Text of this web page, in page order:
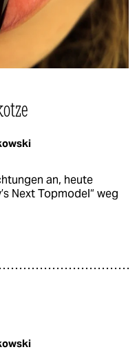
an, heute
Next Topmodel“ weg